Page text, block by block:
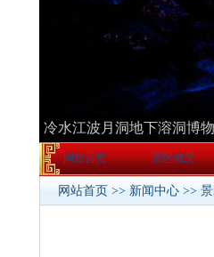
网站首页 景区概况
网站首页 >> 新闻中心 >>